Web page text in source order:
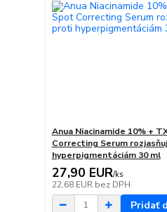
Anua Niacinamide 10% +
Correcting Serum
hyperpigmentáciám 30 ml
27,90 EUR/ks
22,68 EUR bez DPH
Pridať